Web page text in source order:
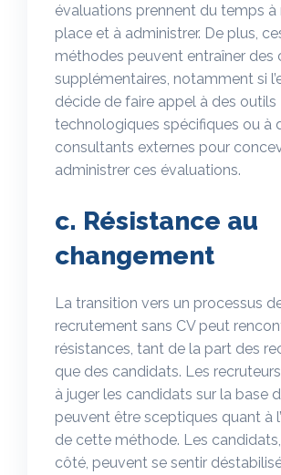
évaluations prennent du temps à
place et à administrer. De plus,
méthodes peuvent entraîner des
supplémentaires, notamment si
décide de faire appel à des outils
technologiques spécifiques ou à
consultants externes pour
administrer ces évaluations.
c. Résistance au
changement
La transition vers un processus
recrutement sans CV peut
résistances, tant de la part des
que des candidats. Les
à juger les candidats sur la base
peuvent être sceptiques quant à
de cette méthode. Les
côté, peuvent se sentir